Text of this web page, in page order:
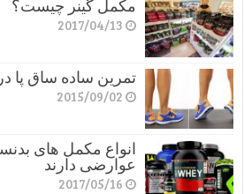
مکمل گینر چیست؟
2017/04/13
تمرین ساده ساق پا
2015/09/02
انواع مکمل های
عوارضی دارند
2017/05/16